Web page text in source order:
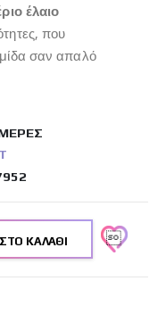
έλαιο
που
σαν απαλό
ΚΑΛΆΘΙ